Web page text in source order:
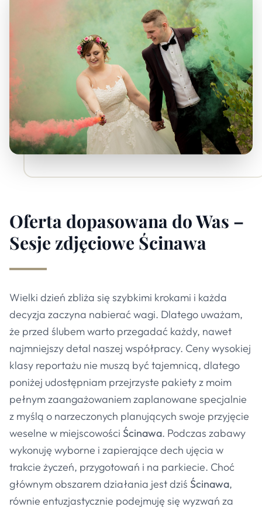
Oferta dopasowana do Was –
Sesje zdjęciowe Ścinawa
Wielki dzień zbliża się szybkimi krokami i każda
decyzja zaczyna nabierać wagi. Dlatego uważam,
że przed ślubem warto przegadać każdy, nawet
najmniejszy detal naszej współpracy. Ceny wysokiej
klasy reportażu nie muszą być tajemnicą, dlatego
poniżej udostępniam przejrzyste pakiety z moim
pełnym zaangażowaniem zaplanowane specjalnie
z myślą o narzeczonych planujących swoje przyjęcie
weselne w miejscowości Ścinawa. Podczas zabawy
wykonuję wyborne i zapierające dech ujęcia w
trakcie życzeń, przygotowań i na parkiecie. Choć
głównym obszarem działania jest dziś Ścinawa,
równie entuzjastycznie podejmuję się wyzwań za